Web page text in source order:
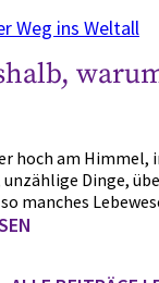
hoch am Himmel,
Dinge,
manches